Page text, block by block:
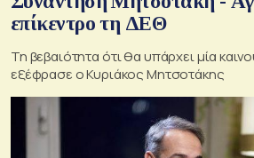
επίκεντρο τη ΔΕΘ
Τη βεβαιότητα ότι θα υπάρχει μία
εξέφρασε ο Κυριάκος Μητσοτάκης